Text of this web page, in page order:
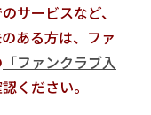
サービスなど、
ある方は、ファ
「ファンクラブ入
ください。